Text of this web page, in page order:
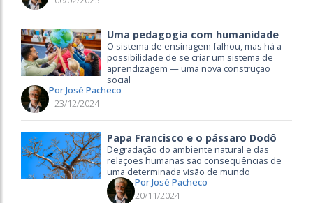
Uma pedagogia com humanidade
O sistema de ensinagem falhou, mas há a
possibilidade de se criar um sistema de
aprendizagem — uma nova construção
social
Por José Pacheco
23/12/2024
Papa Francisco e o pássaro Dodô
Degradação do ambiente natural e das
relações humanas são consequências de
uma determinada visão de mundo
Por José Pacheco
20/11/2024